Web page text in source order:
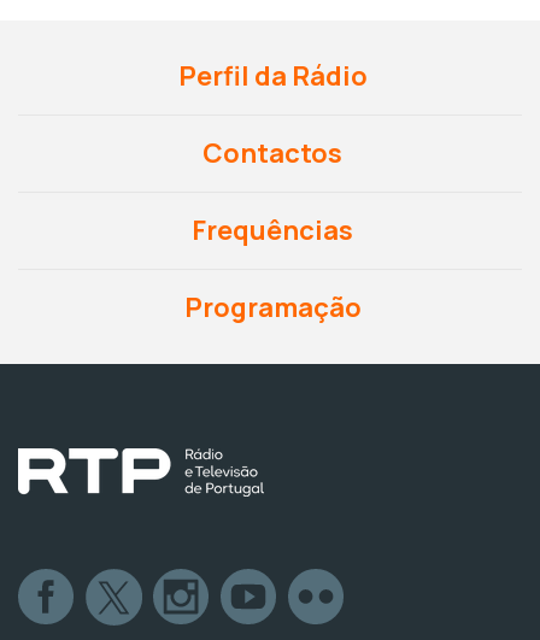
Perfil da Rádio
Contactos
Frequências
Programação